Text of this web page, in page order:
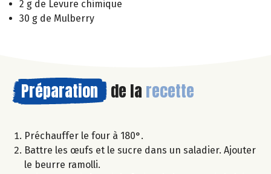
2 g de Levure chimique
30 g de Mulberry
Préparation de la recette
Préchauffer le four à 180°.
Battre les œufs et le sucre dans un saladier. Ajouter
le beurre ramolli.